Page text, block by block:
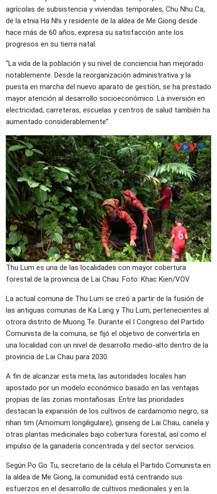
agrícolas de subsistencia y viviendas temporales, Chu Nhu Ca,
de la etnia Ha Nhi y residente de la aldea de Me Giong desde
hace más de 60 años, expresa su satisfacción ante los
progresos en su tierra natal.
“La vida de la población y su nivel de conciencia han mejorado
notablemente. Desde la reorganización administrativa y la
puesta en marcha del nuevo aparato de gestión, se ha prestado
mayor atención al desarrollo socioeconómico. La inversión en
electricidad, carreteras, escuelas y centros de salud también ha
aumentado considerablemente”.
Thu Lum es una de las localidades con mayor cobertura
forestal de la provincia de Lai Chau. Foto: Khac Kien/VOV
La actual comuna de Thu Lum se creó a partir de la fusión de
las antiguas comunas de Ka Lang y Thu Lum, pertenecientes al
otrora distrito de Muong Te. Durante el I Congreso del Partido
Comunista de la comuna, se fijó el objetivo de convertirla en
una localidad con un nivel de desarrollo medio-alto dentro de la
provincia de Lai Chau para 2030.
A fin de alcanzar esta meta, las autoridades locales han
apostado por un modelo económico basado en las ventajas
propias de las zonas montañosas. Entre las prioridades
destacan la expansión de los cultivos de cardamomo negro, sa
nhan tim (Amomum longiligulare), ginseng de Lai Chau, canela y
otras plantas medicinales bajo cobertura forestal, así como el
impulso de la ganadería concentrada y del sector servicios.
Según Po Go Tu, secretario de la célula el Partido Comunista en
la aldea de Me Giong, la comunidad está centrando sus
esfuerzos en el desarrollo de cultivos medicinales y en la